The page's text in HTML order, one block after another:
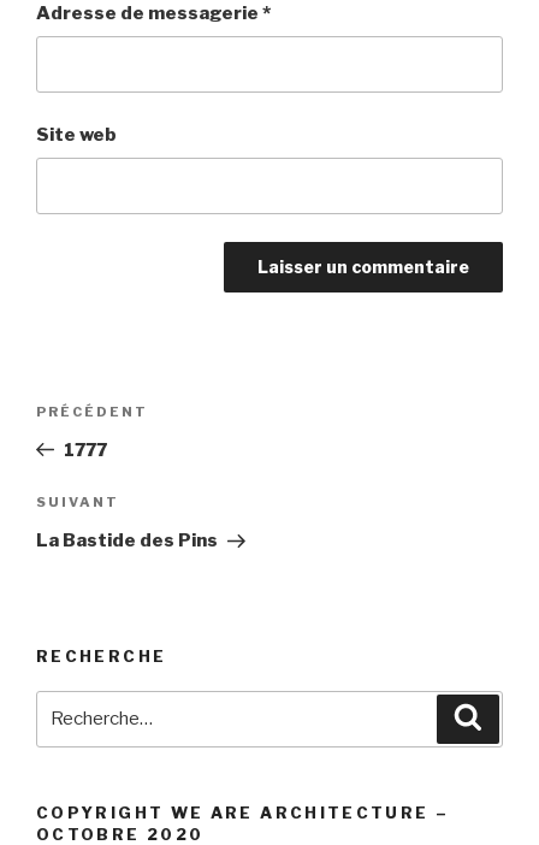
Adresse de messagerie *
Site web
Navigation
Article
précédent
PRÉCÉDENT
1777
Article
suivant
SUIVANT
La Bastide des Pins
RECHERCHE
COPYRIGHT WE ARE ARCHITECTURE –
OCTOBRE 2020